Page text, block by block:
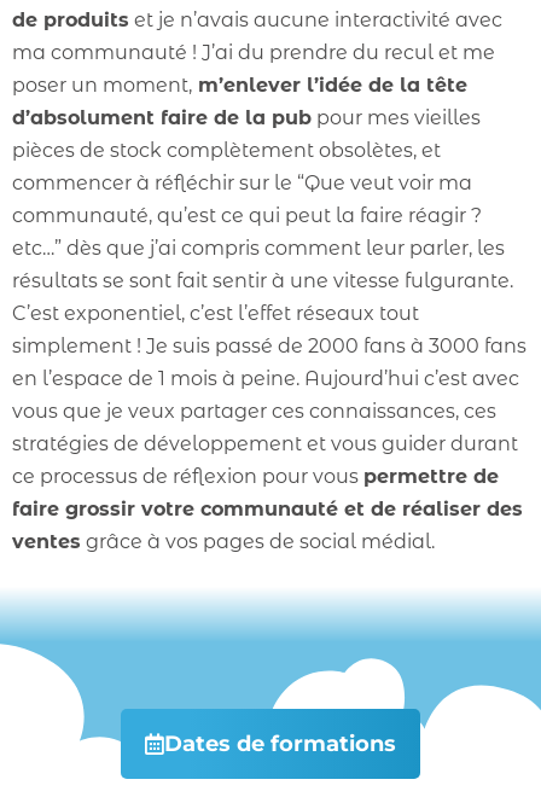
de produits et je n’avais aucune interactivité avec
ma communauté ! J’ai du prendre du recul et me
poser un moment, m’enlever l’idée de la tête
d’absolument faire de la pub pour mes vieilles
pièces de stock complètement obsolètes, et
commencer à réfléchir sur le “Que veut voir ma
communauté, qu’est ce qui peut la faire réagir ?
etc…” dès que j’ai compris comment leur parler, les
résultats se sont fait sentir à une vitesse fulgurante.
C’est exponentiel, c’est l’effet réseaux tout
simplement ! Je suis passé de 2000 fans à 3000 fans
en l’espace de 1 mois à peine. Aujourd’hui c’est avec
vous que je veux partager ces connaissances, ces
stratégies de développement et vous guider durant
ce processus de réflexion pour vous permettre de
faire grossir votre communauté et de réaliser des
ventes grâce à vos pages de social médial.
Dates de formations